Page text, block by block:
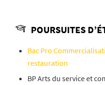
POURSUITES
Bac Pro
restauration
BP Arts du service et